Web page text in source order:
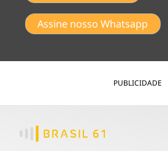
Assine nosso Whatsapp
PUBLICIDADE